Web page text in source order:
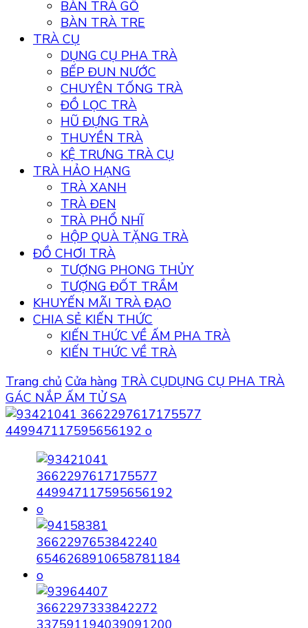
BÀN TRÀ GỖ
BÀN TRÀ TRE
TRÀ CỤ
DỤNG CỤ PHA TRÀ
BẾP ĐUN NƯỚC
CHUYÊN TỐNG TRÀ
ĐỒ LỌC TRÀ
HŨ ĐỰNG TRÀ
THUYỀN TRÀ
KỆ TRƯNG TRÀ CỤ
TRÀ HẢO HẠNG
TRÀ XANH
TRÀ ĐEN
TRÀ PHỔ NHĨ
HỘP QUÀ TẶNG TRÀ
ĐỒ CHƠI TRÀ
TƯỢNG PHONG THỦY
TƯỢNG ĐỐT TRẦM
KHUYẾN MÃI TRÀ ĐẠO
CHIA SẺ KIẾN THỨC
KIẾN THỨC VỀ ẤM PHA TRÀ
KIẾN THỨC VỀ TRÀ
Trang chủ Cửa hàng TRÀ CỤDỤNG CỤ PHA TRÀ
GÁC NẮP ẤM TỬ SA